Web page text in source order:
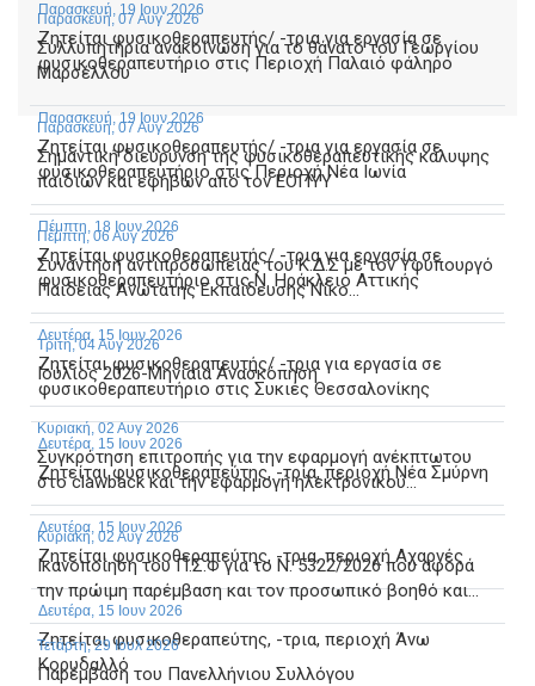
Παρασκευή, 19 Ιουν 2026
Ζητείται φυσικοθεραπευτής/ -τρια για εργασία σε
φυσικοθεραπευτήριο στις Περιοχή Παλαιό φάληρο
Παρασκευή, 19 Ιουν 2026
Ζητείται φυσικοθεραπευτής/ -τρια για εργασία σε
φυσικοθεραπευτήριο στις Περιοχή Νέα Ιωνία
Πέμπτη, 18 Ιουν 2026
Ζητείται φυσικοθεραπευτής/ -τρια για εργασία σε
φυσικοθεραπευτήριο στις Ν. Ηράκλειο Αττικής
Δευτέρα, 15 Ιουν 2026
Ζητείται φυσικοθεραπευτής/ -τρια για εργασία σε
φυσικοθεραπευτήριο στις Συκιές Θεσσαλονίκης
Δευτέρα, 15 Ιουν 2026
Ζητείται φυσικοθεραπεύτης, -τρια, περιοχή Νέα Σμύρνη
Δευτέρα, 15 Ιουν 2026
Ζητείται φυσικοθεραπεύτης, -τρια, περιοχή Αχαρνές
Δευτέρα, 15 Ιουν 2026
Ζητείται φυσικοθεραπεύτης, -τρια, περιοχή Άνω
Κορυδαλλό
Παρασκευή, 07 Αυγ 2026
Συλλυπητήρια ανακοίνωση για το θάνατο του Γεωργίου
Μαρσέλλου
Παρασκευή, 07 Αυγ 2026
Σημαντική διεύρυνση της φυσικοθεραπευτικής κάλυψης
παιδιών και εφήβων από τον ΕΟΠΥΥ
Πέμπτη, 06 Αυγ 2026
Συνάντηση αντιπροσωπείας του Κ.Δ.Σ με τον Υφυπουργό
Παιδείας Ανώτατης Εκπαίδευσης Νίκο...
Τρίτη, 04 Αυγ 2026
Ιούλιος 2026-Μηνιαία Ανασκόπηση
Κυριακή, 02 Αυγ 2026
Συγκρότηση επιτροπής για την εφαρμογή ανέκπτωτου
στο clawback και την εφαρμογή ηλεκτρονικού...
Κυριακή, 02 Αυγ 2026
Ικανοποίηση του Π.Σ.Φ για το Ν. 5322/2026 που αφορά
την πρώιμη παρέμβαση και τον προσωπικό βοηθό και...
Τετάρτη, 29 Ιουλ 2026
Παρέμβαση του Πανελλήνιου Συλλόγου